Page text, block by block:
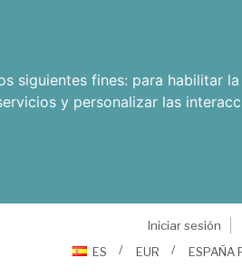
siguientes fines: para habilitar
y personalizar las
Iniciar sesión
ES
EUR ESPAÑA